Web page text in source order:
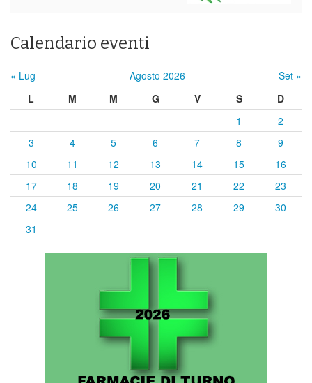
Calendario eventi
« Lug Agosto 2026
Set »
L
M M G V S
D
1
2
3
4 5 6 7 8
9
10
11 12 13 14 15
16
17
18 19 20 21 22
23
24
25 26 27 28 29
30
31